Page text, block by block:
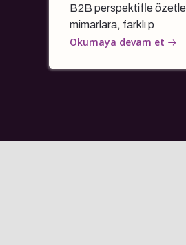
B2B perspektifle
mimarlara, farklı p
Okumaya devam et